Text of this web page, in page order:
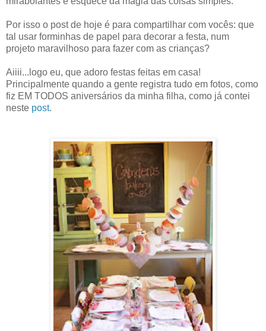
Por isso o post de hoje é para compartilhar com vocês: que
tal usar forminhas de papel para decorar a festa, num
projeto maravilhoso para fazer com as crianças?
Aiiii...logo eu, que adoro festas feitas em casa!
Principalmente quando a gente registra tudo em fotos, como
fiz EM TODOS aniversários da minha filha, como já contei
neste post.